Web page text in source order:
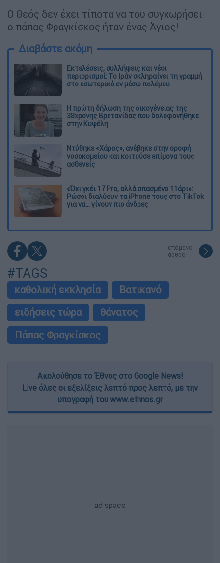
Ο Θεός δεν έχει τίποτα να του συγχωρήσει·
ο πάπας Φραγκίσκος ήταν ένας Άγιος!
Διαβάστε ακόμη
Εκτελέσεις, συλλήψεις και νέοι
περιορισμοί: Το Ιράν σκληραίνει τη γραμμή
στο εσωτερικό εν μέσω πολέμου
Η πρώτη δήλωση της οικογένειας της
38χρονης Βρετανίδας που δολοφονήθηκε
στην Κυψέλη
Ντύθηκε «Χάρος», ανέβηκε στην οροφή
νοσοκομείου και κοιτούσε επίμονα τους
ασθενείς
«Όχι γκέι 17 Pro, αλλά σπασμένο 11άρι»:
Ρώσοι διαλύουν τα iPhone τους στο TikTok
για να... γίνουν πιο άνδρες
επόμενο
άρθρο
#TAGS
καθολική εκκλησία
Βατικανό
ειδήσεις τώρα
θάνατος
Πάπας Φραγκίσκος
Ακολούθησε το Έθνος στο Google News!
Live όλες οι εξελίξεις λεπτό προς λεπτό, με την
υπογραφή του www.ethnos.gr